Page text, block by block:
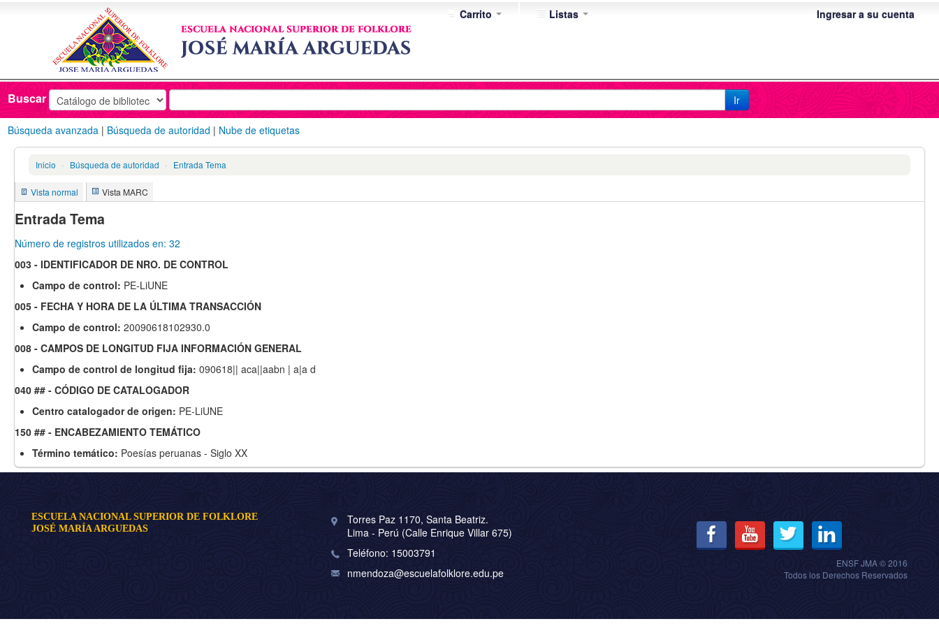
Catálogo
en línea
Carrito Listas Ingresar a su cuenta
Buscar Ir
Búsqueda avanzada Búsqueda de autoridad Nube de etiquetas
Inicio › Búsqueda de autoridad › Entrada Tema
Vista normal Vista MARC
Entrada Tema
Número de registros utilizados en: 32
003 - IDENTIFICADOR DE NRO. DE CONTROL
Campo de control: PE-LiUNE
005 - FECHA Y HORA DE LA ÚLTIMA TRANSACCIÓN
Campo de control: 20090618102930.0
008 - CAMPOS DE LONGITUD FIJA INFORMACIÓN GENERAL
Campo de control de longitud fija: 090618|| aca||aabn | a|a d
040 ## - CÓDIGO DE CATALOGADOR
Centro catalogador de origen: PE-LiUNE
150 ## - ENCABEZAMIENTO TEMÁTICO
Término temático: Poesías peruanas - Siglo XX
ESCUELA NACIONAL SUPERIOR DE FOLKLORE
JOSÉ MARÍA ARGUEDAS
Torres Paz 1170, Santa Beatriz.
Lima - Perú (Calle Enrique Villar 675)
Teléfono: 15003791
nmendoza@escuelafolklore.edu.pe
ENSF JMA © 2016
Todos los Derechos Reservados